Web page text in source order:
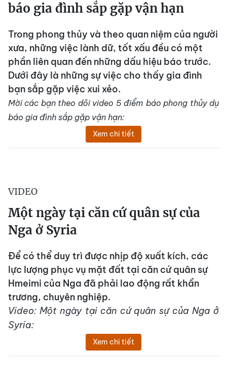
báo gia đình sắp gặp vận hạn
Trong phong thủy và theo quan niệm của người
xưa, những việc lành dữ, tốt xấu đều có một
phần liên quan đến những dấu hiệu báo trước.
Dưới đây là những sự việc cho thấy gia đình
bạn sắp gặp việc xui xẻo.
Mời các bạn theo dõi video 5 điểm báo phong thủy dự
báo gia đình sắp gặp vận hạn:
Xem chi tiết
VIDEO
Một ngày tại căn cứ quân sự của
Nga ở Syria
Để có thể duy trì được nhịp độ xuất kích, các
lực lượng phục vụ mặt đất tại căn cứ quân sự
Hmeimi của Nga đã phải lao động rất khẩn
trương, chuyên nghiệp.
Video: Một ngày tại căn cứ quân sự của Nga ở
Syria:
Xem chi tiết